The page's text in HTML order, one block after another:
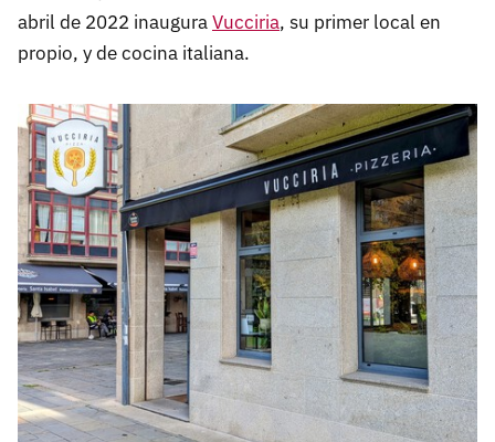
abril de 2022 inauguraVucciria, su primer local en
propio, y de cocina italiana.